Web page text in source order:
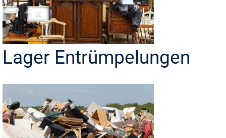
Lager Entrümpelungen